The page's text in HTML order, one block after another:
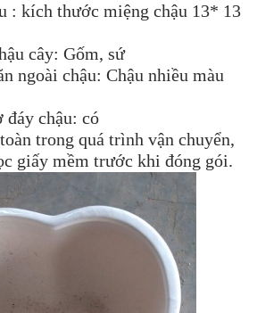
: kích thước miệng chậu 13* 13
cây: Gốm, sứ
ngoài chậu: Chậu nhiều màu
đáy chậu: có
trong quá trình vận chuyển,
giấy mềm trước khi đóng gói.